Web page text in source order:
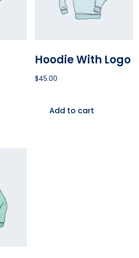
Hoodie With Logo
$45.00
Add to cart